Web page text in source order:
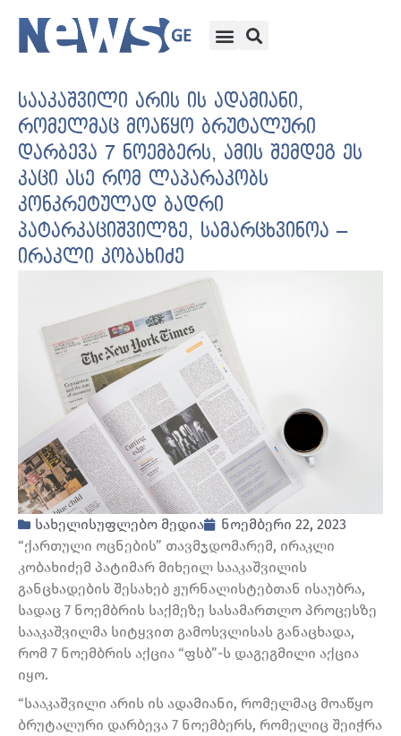
სააკაშვილი არის ის ადამიანი,
რომელმაც მოაწყო ბრუტალური
დარბევა 7 ნოემბერს, ამის შემდეგ ეს
კაცი ასე რომ ლაპარაკობს
კონკრეტულად ბადრი
პატარკაციშვილზე, სამარცხვინოა –
ირაკლი კობახიძე
სახელისუფლებო მედია
ნოემბერი 22, 2023
“ქართული ოცნების” თავმჯდომარემ, ირაკლი
კობახიძემ პატიმარ მიხეილ სააკაშვილის
განცხადების შესახებ ჟურნალისტებთან ისაუბრა,
სადაც 7 ნოემბრის საქმეზე სასამართლო პროცესზე
სააკაშვილმა სიტყვით გამოსვლისას განაცხადა,
რომ 7 ნოემბრის აქცია “ფსბ”-ს დაგეგმილი აქცია
იყო.
“სააკაშვილი არის ის ადამიანი, რომელმაც მოაწყო
ბრუტალური დარბევა 7 ნოემბერს, რომელიც შეიჭრა